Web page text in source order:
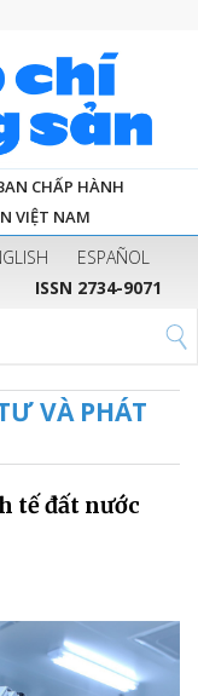
CHẤP HÀNH
VIỆT NAM
ESPAÑOL
ISSN 2734-9071
VÀ PHÁT
tế đất nước